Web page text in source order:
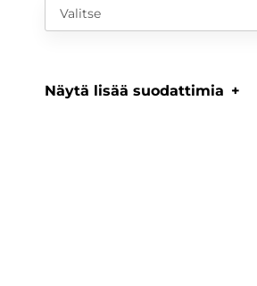
Valitse
Näytä lisää suodattimia